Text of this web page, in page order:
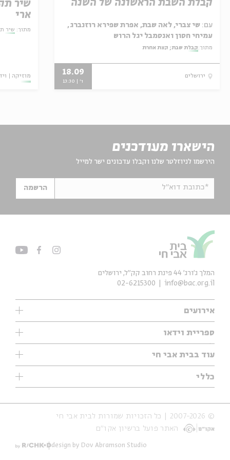
קבלת השבת הראשונה של השנה
עם: שי צברי, לאה שבת, אפרת שפירא רוזנברג,
עמיחי חסון ואנסמבל יגל הרוש
מתוך: קבלת שבת; קצת אחרת
ירושלים 18.09
ו' | 13:30
שיר
ארי
מתוך: שיר
מוזיקה
הישארו מעודכנים
הירשמו לניוזלטר שלנו וקבלו עדכונים ישר למייל
*כתובת דוא"ל הרשמה
אירועים
עיון
אנגלית
נוער
סדרות
אירועי עבר
אירועים בירושלים
ספריית וידאו
ילדים
מוזיקה
עיון
מיוחדים
עוד בבית אבי חי
תערוכות
מיוחדים
כללי
אודות
הצהרת נגישות
תנאי שימוש והצהרת פרטיות
המלך ג'ורג' 44 פינת רחוב קק״ל, ירושלים
info@bac.org.il
02-6215300
© 2007-2026 | כל הזכויות שמורות לבית אבי חי
האתר פועל ברשיון אקו״ם
design by Dov Abramson Studio